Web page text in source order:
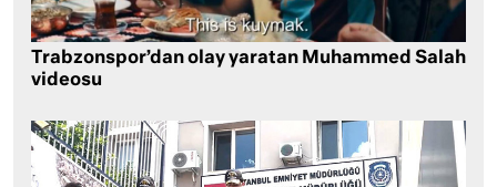
Trabzonspor’dan olay yaratan Muhammed Salah
videosu